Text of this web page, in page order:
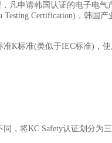
凡申请韩国认证的电子电
Certification)，韩国
K标准(类似于IEC标准)，
，将KC Safety认证划分为三